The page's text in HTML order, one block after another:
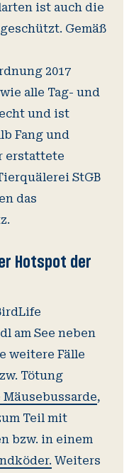
ist auch die
Gemäß
2017
alle Tag- und
und ist
Fang und
erstattete
StGB
das
Hotspot der
am See neben
weitere Fälle
Tötung
,
Teil mit
bzw. in einem
Weiters